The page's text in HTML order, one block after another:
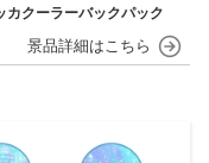
カクーラーバックパック